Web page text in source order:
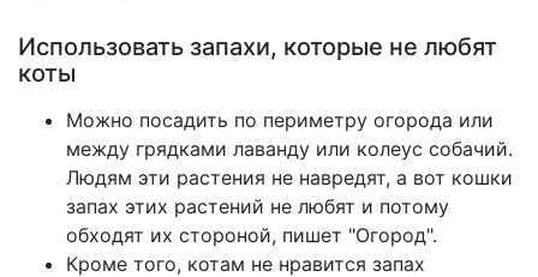
Использовать запахи, которые не любят
коты
Можно посадить по периметру огорода или
между грядками лаванду или колеус собачий.
Людям эти растения не навредят, а вот кошки
запах этих растений не любят и потому
обходят их стороной, пишет "Огород".
Кроме того, котам не нравится запах